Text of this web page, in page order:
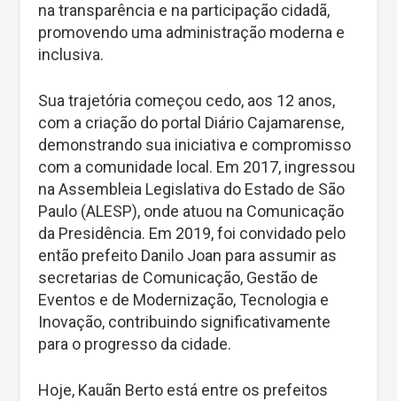
na transparência e na participação cidadã,
promovendo uma administração moderna e
inclusiva.
Sua trajetória começou cedo, aos 12 anos,
com a criação do portal Diário Cajamarense,
demonstrando sua iniciativa e compromisso
com a comunidade local. Em 2017, ingressou
na Assembleia Legislativa do Estado de São
Paulo (ALESP), onde atuou na Comunicação
da Presidência. Em 2019, foi convidado pelo
então prefeito Danilo Joan para assumir as
secretarias de Comunicação, Gestão de
Eventos e de Modernização, Tecnologia e
Inovação, contribuindo significativamente
para o progresso da cidade.
Hoje, Kauãn Berto está entre os prefeitos